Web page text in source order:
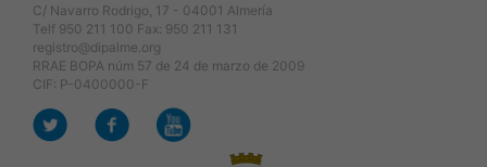
C/ Navarro Rodrigo, 17 - 04001 Almería
Telf 950 211 100 Fax: 950 211 131
registro@dipalme.org
RRAE BOPA núm 57 de 24 de marzo de 2009
CIF: P-0400000-F